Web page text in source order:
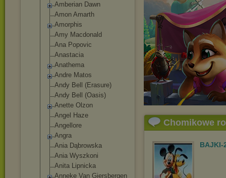
Amberian Dawn
Amon Amarth
Amorphis
Amy Macdonald
Ana Popovic
Anastacia
Anathema
Andre Matos
Andy Bell (Erasure)
Andy Bell (Oasis)
Anette Olzon
Angel Haze
Angellore
Angra
Ania Dąbrowska
Ania Wyszkoni
Anita Lipnicka
Anneke Van Giersbergen
Chomikowe
BAJKI-